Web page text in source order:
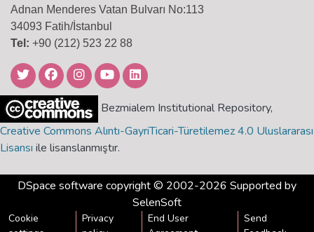
Adnan Menderes Vatan Bulvarı No:113
34093 Fatih/İstanbul
Tel: +90 (212) 523 22 88
Bezmialem Institutional Repository,
Creative Commons Alıntı-GayriTicari-Türetilemez 4.0 Uluslararası
Lisansı ile lisanslanmıştır.
DSpace software copyright © 2002-2026 Supported by
SelenSoft
Cookie
Privacy
End User
Send